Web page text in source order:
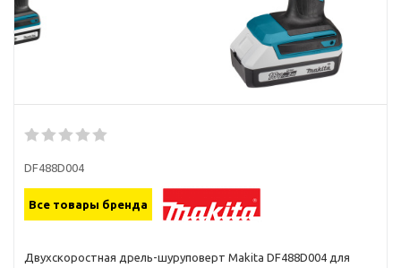
DF488D004
Все товары бренда
Двухскоростная дрель-шуруповерт Makita DF488D004 для